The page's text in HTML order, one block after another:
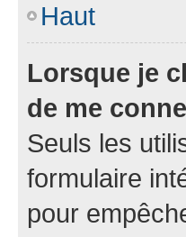
Haut
Lorsque je
de me
Seuls les
formulaire
pour